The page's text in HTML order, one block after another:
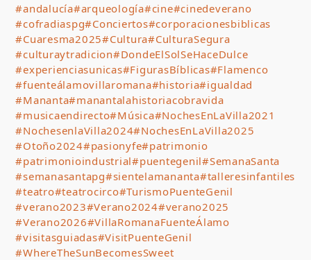
#andalucía#arqueología#cine#cinedeverano
#cofradiaspg#Conciertos#corporacionesbiblicas
#Cuaresma2025#Cultura#CulturaSegura
#culturaytradicion#DondeElSolSeHaceDulce
#experienciasunicas#FigurasBíblicas#Flamenco
#fuenteálamovillaromana#historia#igualdad
#Mananta#manantalahistoriacobravida
#musicaendirecto#Música#NochesEnLaVilla2021
#NochesenlaVilla2024#NochesEnLaVilla2025
#Otoño2024#pasionyfe#patrimonio
#patrimonioindustrial#puentegenil#SemanaSanta
#semanasantapg#sientelamananta#talleresinfantiles
#teatro#teatrocirco#TurismoPuenteGenil
#verano2023#Verano2024#verano2025
#Verano2026#VillaRomanaFuenteÁlamo
#visitasguiadas#VisitPuenteGenil
#WhereTheSunBecomesSweet